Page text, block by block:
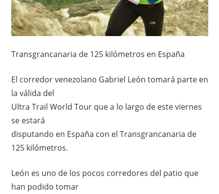
Transgrancanaria de 125 kilómetros en España
El corredor venezolano Gabriel León tomará parte en
la válida del
Ultra Trail World Tour que a lo largo de este viernes
se estará
disputando en España con el Transgrancanaria de
125 kilómetros.
León es uno de los pocos corredores del patio que
han podido tomar